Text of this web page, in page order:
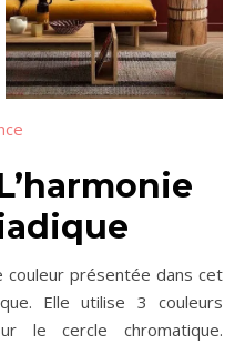
armonie
couleur présentée dans cet
Elle utilise 3 couleurs
le cercle chromatique.